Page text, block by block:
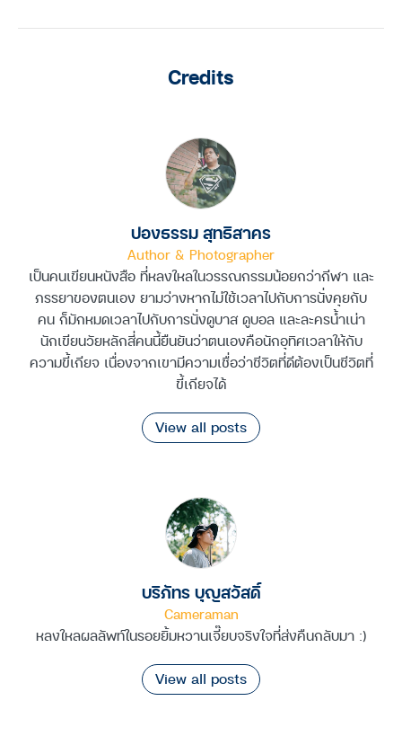
Credits
ปองธรรม สุทธิสาคร
Author & Photographer
เป็นคนเขียนหนังสือ ที่หลงใหลในวรรณกรรมน้อยกว่ากีฬา และ
ภรรยาของตนเอง ยามว่างหากไม่ใช้เวลาไปกับการนั่งคุยกับ
คน ก็มักหมดเวลาไปกับการนั่งดูบาส ดูบอล และละครน้ำเน่า
นักเขียนวัยหลักสี่คนนี้ยืนยันว่าตนเองคือนักอุทิศเวลาให้กับ
ความขี้เกียจ เนื่องจากเขามีความเชื่อว่าชีวิตที่ดีต้องเป็นชีวิตที่
ขี้เกียจได้
View all posts
บริภัทร บุญสวัสดิ์
Cameraman
หลงใหลผลลัพท์ในรอยยิ้มหวานเจี๊ยบจริงใจที่ส่งคืนกลับมา :)
View all posts